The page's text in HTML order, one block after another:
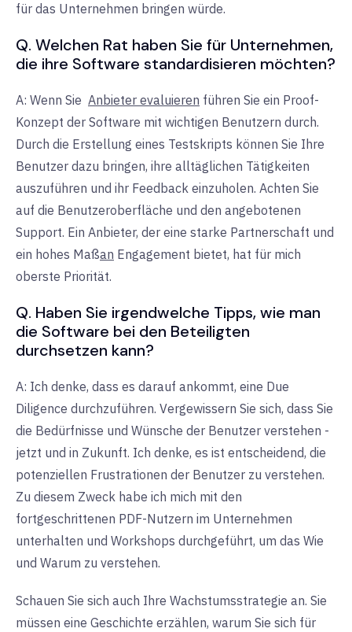
für das Unternehmen bringen würde.
Q. Welchen Rat haben Sie für Unternehmen,
die ihre Software standardisieren möchten?
A: Wenn Sie Anbieter evaluieren führen Sie ein Proof-
Konzept der Software mit wichtigen Benutzern durch.
Durch die Erstellung eines Testskripts können Sie Ihre
Benutzer dazu bringen, ihre alltäglichen Tätigkeiten
auszuführen und ihr Feedback einzuholen. Achten Sie
auf die Benutzeroberfläche und den angebotenen
Support. Ein Anbieter, der eine starke Partnerschaft und
ein hohes Maßan Engagement bietet, hat für mich
oberste Priorität.
Q. Haben Sie irgendwelche Tipps, wie man
die Software bei den Beteiligten
durchsetzen kann?
A: Ich denke, dass es darauf ankommt, eine Due
Diligence durchzuführen. Vergewissern Sie sich, dass Sie
die Bedürfnisse und Wünsche der Benutzer verstehen -
jetzt und in Zukunft. Ich denke, es ist entscheidend, die
potenziellen Frustrationen der Benutzer zu verstehen.
Zu diesem Zweck habe ich mich mit den
fortgeschrittenen PDF-Nutzern im Unternehmen
unterhalten und Workshops durchgeführt, um das Wie
und Warum zu verstehen.
Schauen Sie sich auch Ihre Wachstumsstrategie an. Sie
müssen eine Geschichte erzählen, warum Sie sich für